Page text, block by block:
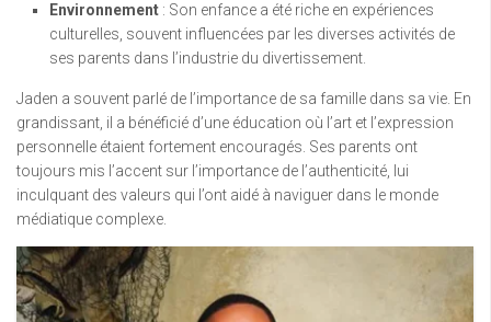
Environnement : Son enfance a été riche en expériences
culturelles, souvent influencées par les diverses activités de
ses parents dans l’industrie du divertissement.
Jaden a souvent parlé de l’importance de sa famille dans sa vie. En
grandissant, il a bénéficié d’une éducation où l’art et l’expression
personnelle étaient fortement encouragés. Ses parents ont
toujours mis l’accent sur l’importance de l’authenticité, lui
inculquant des valeurs qui l’ont aidé à naviguer dans le monde
médiatique complexe.